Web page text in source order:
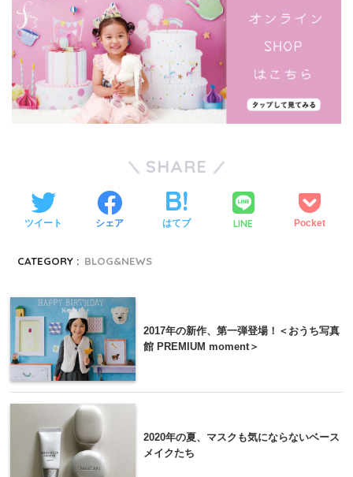
SHARE
ツイート シェア はてブ LINE Pocket
CATEGORY : BLOG&NEWS
2017年の新作、第一弾登場！＜おうち写真
館 PREMIUM moment＞
2020年の夏、マスクも気にならないベース
メイクたち